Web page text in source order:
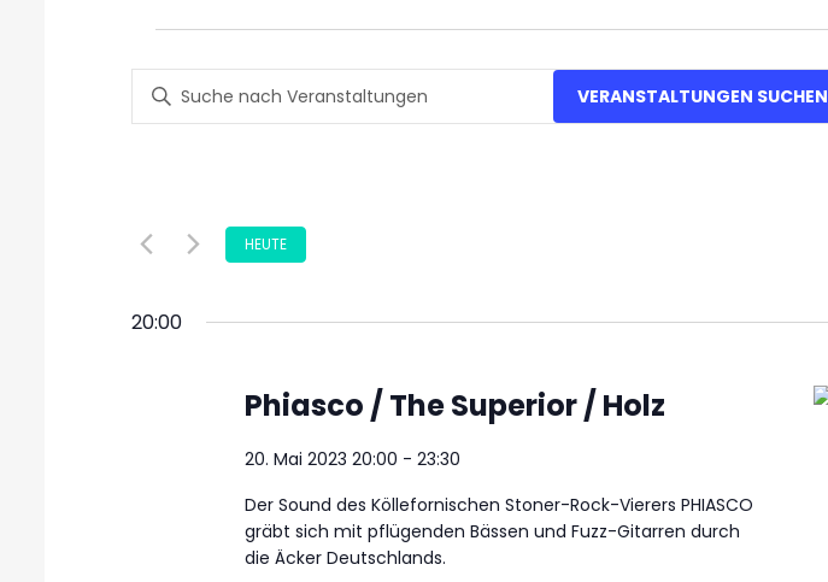
für
20.
Veranstaltungen
Suche
Ansichten,
Navigation
Bitte
Schlüsselwort
Veranstaltungen
Schlüsselwort.
VERANSTALTUNGEN SUCHEN
HEUTE
20:00
Phiasco / The Superior / Holz
20. Mai 2023 20:00 -23:30
Der Sound des Köllefornischen Stoner-Rock-Vierers PHIASCO
gräbt sich mit pflügenden Bässen und Fuzz-Gitarren durch
die Äcker Deutschlands.